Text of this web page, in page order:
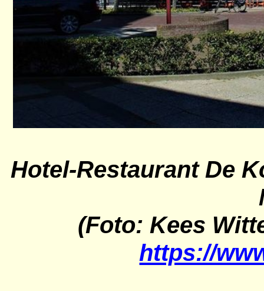
Hotel-Restaurant De
(Foto: Kees
https://